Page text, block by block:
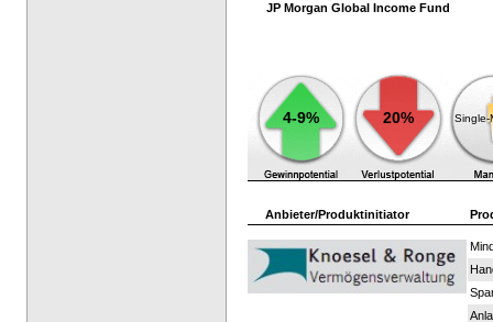
JP Morgan Global Income Fund
4-9% 20% Single-
Anbieter/Produktinitiator